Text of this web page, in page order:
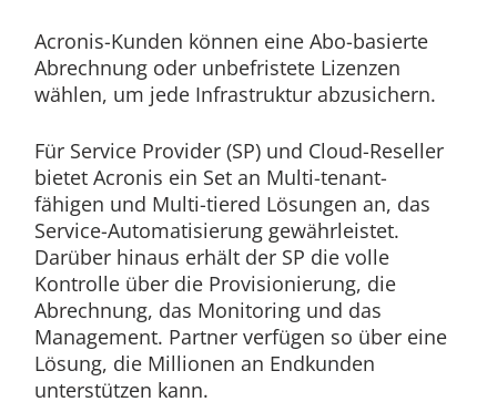
Acronis-Kunden können eine Abo-basierte
Abrechnung oder unbefristete Lizenzen
wählen, um jede Infrastruktur abzusichern.
Für Service Provider (SP) und Cloud-Reseller
bietet Acronis ein Set an Multi-tenant-
fähigen und Multi-tiered Lösungen an, das
Service-Automatisierung gewährleistet.
Darüber hinaus erhält der SP die volle
Kontrolle über die Provisionierung, die
Abrechnung, das Monitoring und das
Management. Partner verfügen so über eine
Lösung, die Millionen an Endkunden
unterstützen kann.